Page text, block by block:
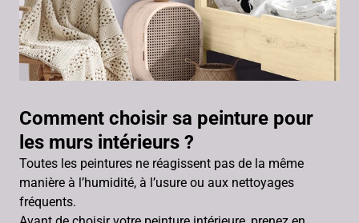
Comment choisir sa peinture pour
les murs intérieurs ?
Toutes les peintures ne réagissent pas de la même
manière à l’humidité, à l’usure ou aux nettoyages
fréquents.